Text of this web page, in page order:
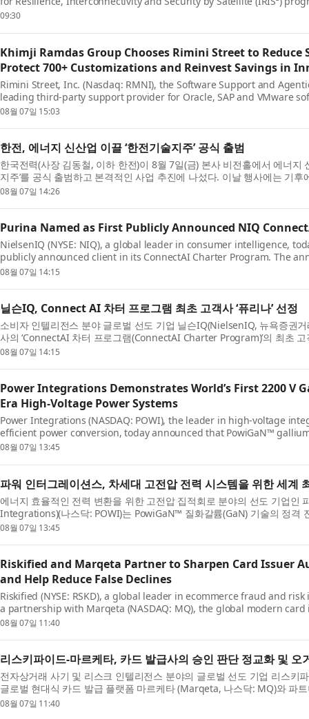
milestone in the programme’s implementation phase and reinf...
09:30
Khimji Ramdas Group Chooses Rimini Street to Reduce
Protect 700+ Customizations and Reinvest Savings in
Rimini Street, Inc. (Nasdaq: RMNI), the Software Support and
leading third-party support provider for Oracle, SAP and VMware
Khimji Ramdas Group, one of Oman’s largest privately held c...
08월 07일 15:03
한전, 에너지 신산업 이끌 ‘한전기술지주’ 공식 출범
한국전력(사장 김동철, 이하 한전)이 8월 7일(금) 본사 비전홀에서 에너지
지주’를 공식 출범하고 본격적인 사업 추진에 나섰다. 이날 행사에는 기
민주당 신정훈 의원과 정진욱 의원, 전남광주통...
08월 07일 14:26
Purina Named as First Publicly Announced NIQ
NielsenIQ (NYSE: NIQ), a global leader in consumer intelligence,
publicly announced client in its ConnectAI Charter Program. The
launch of the program with five global organizations across...
08월 07일 14:15
닐슨IQ, Connect AI 차터 프로그램 최초 고객사 ‘퓨리나’ 선정
소비자 인텔리전스 분야 글로벌 선도 기업 닐슨IQ(NielsenIQ, 뉴욕증권
사의 ‘ConnectAI 차터 프로그램(ConnectAI Charter Program)’의 최초
번 발표는 닐슨IQ가 퍼스널케어, 펫케어, 뷰티, 음료 ...
08월 07일 14:15
Power Integrations Demonstrates World’s First 2200 V
Era High-Voltage Power Systems
Power Integrations (NASDAQ: POWI), the leader in high-voltage
efficient power conversion, today announced that PowiGaN™
now rated at up to 2200 V, far exceeding the voltage capabil...
08월 07일 13:45
파워 인터그레이션스, 차세대 고전압 전력 시스템을 위한 세계
에너지 효율적인 전력 변환을 위한 고전압 집적회로 분야의 선도 기업인
Integrations)(나스닥: POWI)는 PowiGaN™ 질화갈륨(GaN) 기술의 정격
현재 시판 중인 다른 모든 GaN 기술의 전압 성능을 훨씬 뛰어...
08월 07일 13:45
Riskified and Marqeta Partner to Sharpen Card Issuer
and Help Reduce False Declines
Riskified (NYSE: RSKD), a global leader in ecommerce fraud and
a partnership with Marqeta (NASDAQ: MQ), the global modern
issuers on Marqeta’s platform access to Riskified’s pr...
08월 07일 11:40
리스키파이드-마르케타, 카드 발급사의 승인 판단 정교화 및 오
전자상거래 사기 및 리스크 인텔리전스 분야의 글로벌 선도 기업 리스키
글로벌 현대식 카드 발급 플랫폼 마르케타 (Marqeta, 나스닥: MQ)와 파
번 협력을 통해 마르케타 플랫폼을 이용하는 카드 발...
08월 07일 11:40